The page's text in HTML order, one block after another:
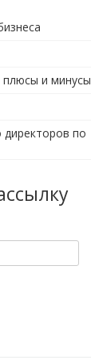
плюсы и минусы
по